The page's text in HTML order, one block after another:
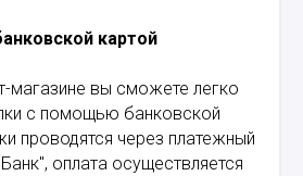
картой
магазине вы сможете легко
с помощью банковской
проводятся через платежный
оплата осуществляется